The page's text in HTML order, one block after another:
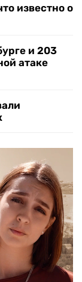
известно о
и 203
атаке